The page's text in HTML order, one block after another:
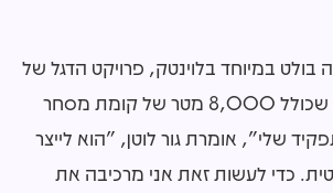
בולט במיוחד בלוינטק, פרויקט הדגל של
לוינשטין בכפר סבא שכולל 8,000 מטר של קומת מסחר
שלי", אומרת גור לוטן, "הוא לייצר
כדי לעשות זאת אני מרכיבה את